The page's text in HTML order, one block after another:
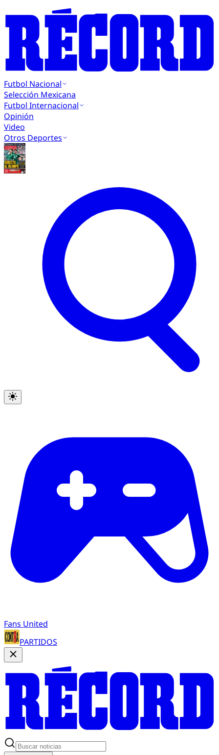
Futbol Nacional
Selección Mexicana
Futbol Internacional
Opinión
Video
Otros Deportes
Fans United
PARTIDOS